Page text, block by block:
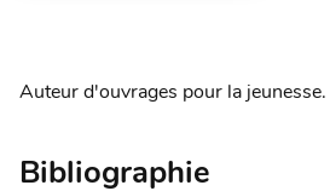
Auteur d'ouvrages pour la jeunesse.
Bibliographie